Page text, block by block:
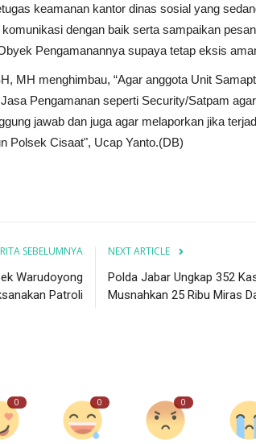
keamanan kantor dinas sosial yang
dengan baik serta sampaikan
Pengamanannya supaya tetap eksis
MH menghimbau, “Agar anggota Unit
Pengamanan seperti Security/Satpam
jawab dan juga agar melaporkan jika
Polsek Cisaat", Ucap Yanto.(DB)
SEBELUMNYA
Warudoyong
Patroli
NEXT ARTICLE
Polda Jabar Ungkap 352
Musnahkan 25 Ribu Miras
0 0 0